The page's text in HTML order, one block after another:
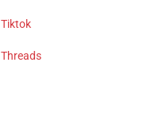
Tiktok
Threads